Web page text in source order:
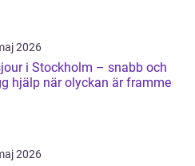
2026
i Stockholm – snabb och
hjälp när olyckan är framme
2026